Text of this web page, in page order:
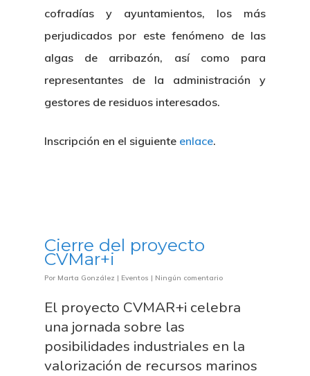
cofradías y ayuntamientos, los más
perjudicados por este fenómeno de las
algas de arribazón, así como para
representantes de la administración y
gestores de residuos interesados.
Inscripción en el siguiente enlace.
Cierre del proyecto
CVMar+i
Por Marta González | Eventos | Ningún comentario
El proyecto CVMAR+i celebra
una jornada sobre las
posibilidades industriales en la
valorización de recursos marinos